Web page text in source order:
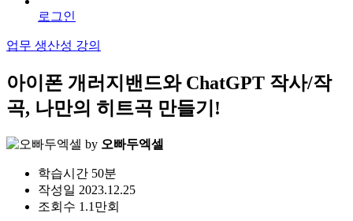
로그인
업무 생산성 강의
아이폰 개러지밴드와 ChatGPT 작사/작
곡, 나만의 히트곡 만들기!
by 오빠두엑셀
학습시간 50분
작성일 2023.12.25
조회수 1.1만회